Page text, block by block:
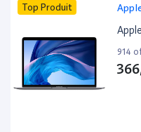
Top Produit
914